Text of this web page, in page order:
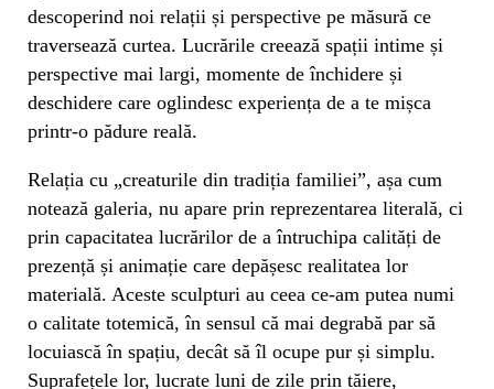
descoperind noi relații și perspective pe măsură ce
traversează curtea. Lucrările creează spații intime și
perspective mai largi, momente de închidere și
deschidere care oglindesc experiența de a te mișca
printr-o pădure reală.
Relația cu „creaturile din tradiția familiei”, așa cum
notează galeria, nu apare prin reprezentarea literală, ci
prin capacitatea lucrărilor de a întruchipa calități de
prezență și animație care depășesc realitatea lor
materială. Aceste sculpturi au ceea ce-am putea numi
o calitate totemică, în sensul că mai degrabă par să
locuiască în spațiu, decât să îl ocupe pur și simplu.
Suprafețele lor, lucrate luni de zile prin tăiere,